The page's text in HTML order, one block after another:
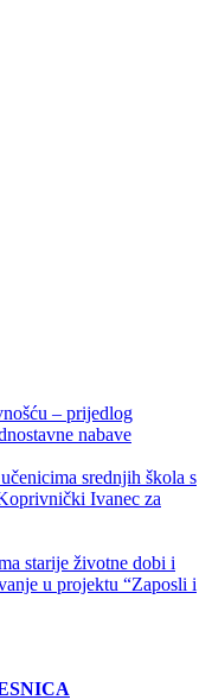
– prijedlog
nabave
srednjih škola s
Ivanec za
starije životne dobi i
u projektu “Zaposli i